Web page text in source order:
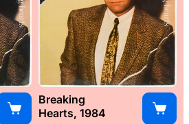
Breaking
Hearts, 1984